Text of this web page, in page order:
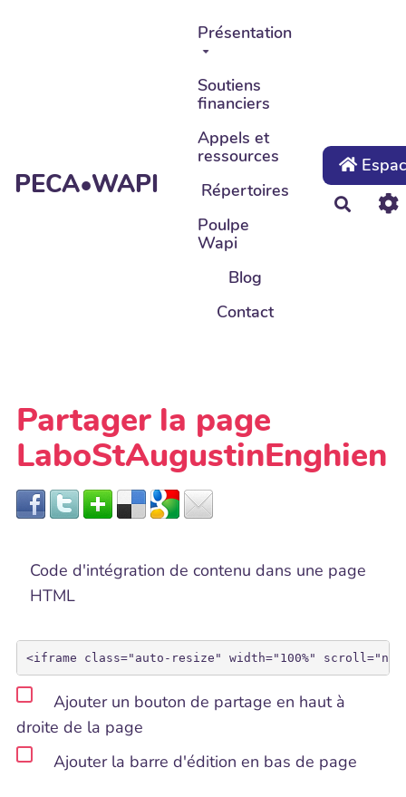
Aller au contenu principal
PECA•WAPI
Présentation
Soutiens
financiers
Appels et
ressources
Répertoires
Poulpe
Wapi
Blog
Contact
Partager la page
LaboStAugustinEnghien
Code d'intégration de contenu dans une page
HTML
Ajouter un bouton de partage en haut à
droite de la page
Ajouter la barre d'édition en bas de page